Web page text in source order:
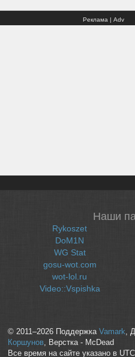
Реклама | Adv
Наши
Rykoszet
DoM1N
WG Stat
gosu-wot.com
wot-lol.ru
Video::Vspishka
© 2011–2026 Поддержка Vamark ,
Коршунов, Верстка - McDead
Все время на сайте указано в UTC